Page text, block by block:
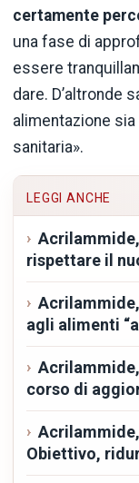
certamente
una fase di
essere
dare. D’altronde
alimentazione
sanitaria».
LEGGI ANCHE
rispettare il
agli alimenti
corso di
Obiettivo,